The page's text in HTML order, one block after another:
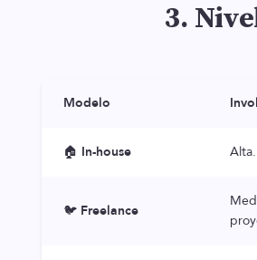
3.
Modelo
🏠 In-house
🐦 Freelance